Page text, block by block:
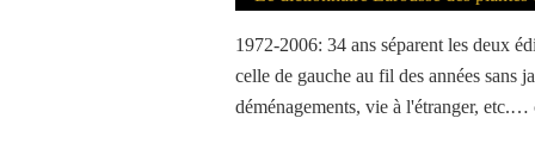
1972-2006: 34 ans séparent les deux
celle de gauche au fil des années sans
déménagements, vie à l'étranger, etc.…